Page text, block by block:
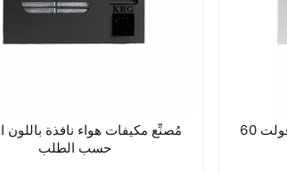
مُصنِّع مكيفات هواء نافذة باللون
حسب الطلب
مكيف هواء نافذة مخصص 110 فولت 60